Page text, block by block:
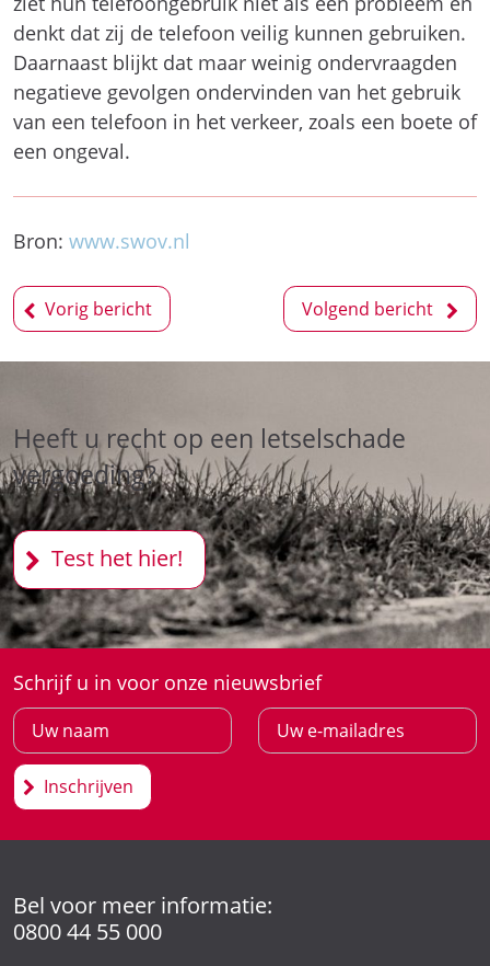
denkt dat zij de telefoon veilig kunnen gebruiken.
Daarnaast blijkt dat maar weinig ondervraagden
negatieve gevolgen ondervinden van het gebruik
van een telefoon in het verkeer, zoals een boete of
een ongeval.
Bron: www.swov.nl
Bericht
navigatie
Vorig bericht Volgend bericht
Heeft u recht op een letselschade
vergoeding?
Test het hier!
Schrijf u in voor onze nieuwsbrief
Inschrijven
Bel voor meer informatie:
0800 44 55 000